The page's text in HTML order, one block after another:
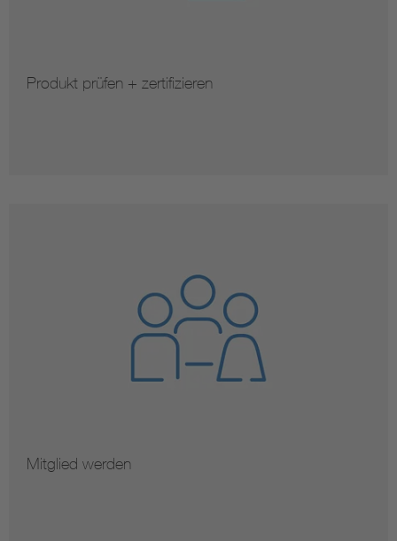
Produkt prüfen + zertifizieren
Mitglied werden